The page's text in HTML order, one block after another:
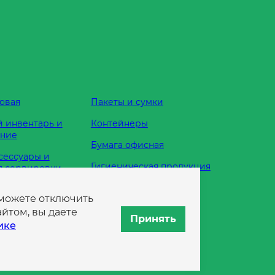
инвентарь и
и
сервировки
Пакеты и сумки
Контейнеры
Бумага офисная
Гигиеническая продукция
отключить
вы даете
Принять